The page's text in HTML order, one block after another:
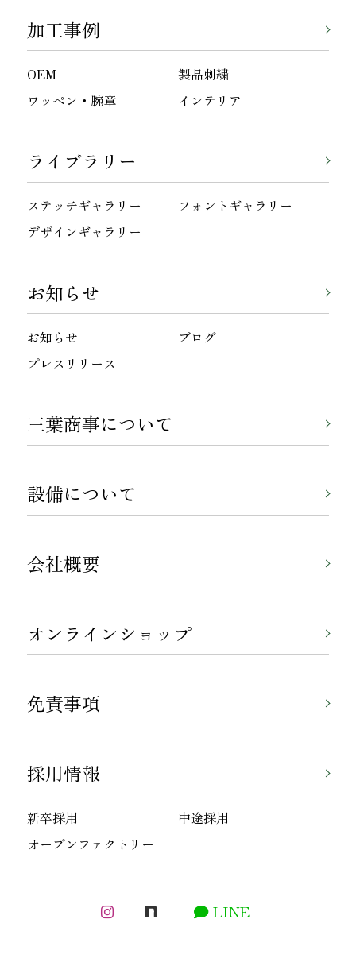
加工事例
OEM
製品刺繍
ワッペン・腕章
インテリア
ライブラリー
ステッチギャラリー
フォントギャラリー
デザインギャラリー
お知らせ
お知らせ
ブログ
プレスリリース
三葉商事について
設備について
会社概要
オンラインショップ
免責事項
採用情報
新卒採用
中途採用
オープンファクトリー
LINE